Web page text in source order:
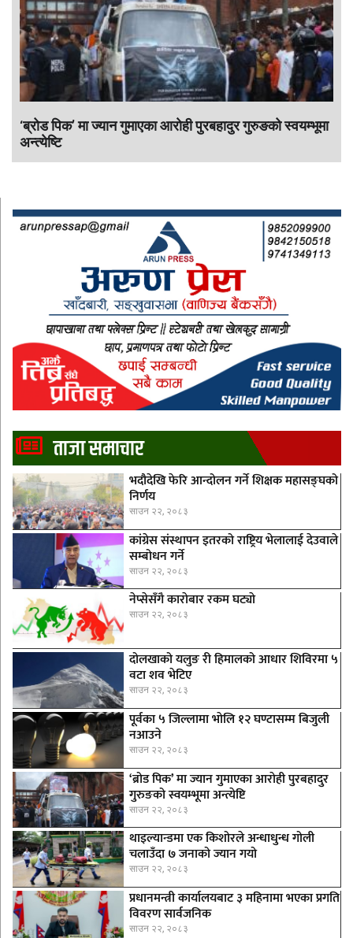
‘ब्रोड पिक’ मा ज्यान गुमाएका आराेही पुरबहादुर गुरुङको स्वयम्भूमा
अन्त्येष्टि
ताजा समाचार
भदौदेखि फेरि आन्दोलन गर्ने शिक्षक महासङ्घको
निर्णय
साउन २२, २०८३
कांग्रेस संस्थापन इतरको राष्ट्रिय भेलालाई देउवाले
सम्बोधन गर्ने
साउन २२, २०८३
नेप्सेसँगै काराेबार रकम घट्याे
साउन २२, २०८३
दोलखाको यलुङ री हिमालको आधार शिविरमा ५
वटा शव भेटिए
साउन २२, २०८३
पूर्वका ५ जिल्लामा भाेलि १२ घण्टासम्म बिजुली
नआउने
साउन २२, २०८३
‘ब्रोड पिक’ मा ज्यान गुमाएका आराेही पुरबहादुर
गुरुङको स्वयम्भूमा अन्त्येष्टि
साउन २२, २०८३
थाइल्यान्डमा एक किशोरले अन्धाधुन्ध गोली
चलाउँदा ७ जनाको ज्यान गयो
साउन २२, २०८३
प्रधानमन्त्री कार्यालयबाट ३ महिनामा भएका प्रगति
विवरण सार्वजनिक
साउन २२, २०८३